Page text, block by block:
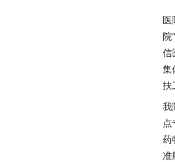
医
院
信
集
扶
我
点
药
准